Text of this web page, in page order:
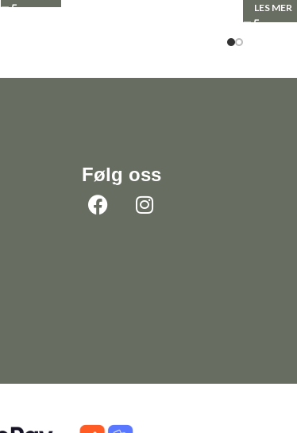
LES MER
Følg oss